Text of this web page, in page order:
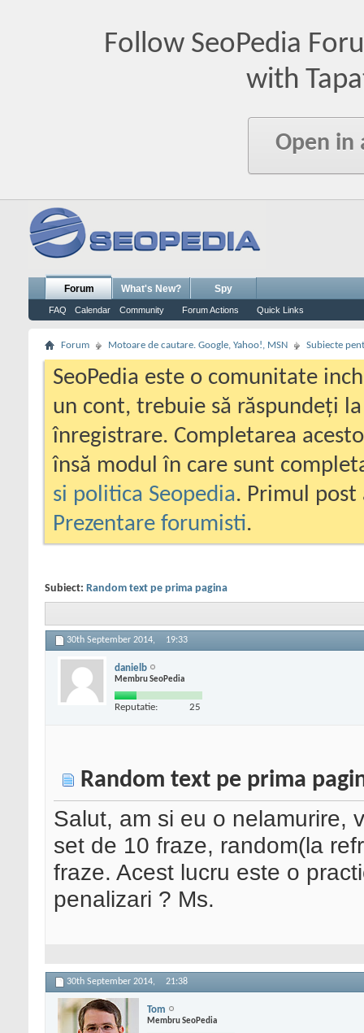
Follow SeoPedia
with
Open in
Forum
FAQ Calendar Community Forum Actions Quick Links
What's New? Spy
Forum Motoare de cautare. Google, Yahoo!, MSN Subiecte
SeoPedia este o comunitate
un cont, trebuie să răspundeți
înregistrare. Completarea
însă modul în care sunt
si politica Seopedia. Primul
Prezentare forumisti.
Subiect: Random text pe prima pagina
30th September 2014, 19:33
danielb
Membru SeoPedia
Reputatie: 25
Random text pe prima
Salut, am si eu o nelamurire,
set de 10 fraze, random(la
fraze. Acest lucru este o
penalizari ? Ms.
30th September 2014, 21:38
Tom
Membru SeoPedia